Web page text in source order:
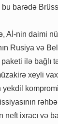
barədə
Aİ-nin daimi
Rusiya və
paketi ilə bağlı
xeyli
neft ixracı və